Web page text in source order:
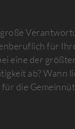
für
eine der
ab?
die